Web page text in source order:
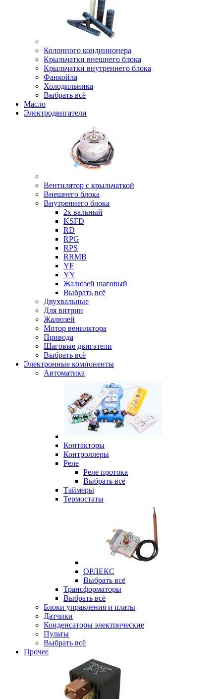
Колонного кондиционера
Крыльчатки внешнего блока
Крыльчатки внутреннего блока
Фанкойла
Холодильника
Выбрать всё
Масло
Электродвигатели
Вентилятор с крыльчаткой
Внешнего блока
Внутреннего блока
2х вальный
KSFD
RD
RPG
RPS
RRMB
YF
YY
Жалюзей шаговый
Выбрать всё
Двухвальные
Для витрин
Жалюзей
Мотор венилятора
Привода
Шаговые двигатели
Выбрать всё
Электронные компоненты
Автоматика
Контакторы
Контроллеры
Реле
Реле протока
Выбрать всё
Таймеры
Термостаты
ОРЛЕКС
Выбрать всё
Трансформаторы
Выбрать всё
Блоки управления и платы
Датчики
Конденсаторы электрические
Пульты
Выбрать всё
Прочее